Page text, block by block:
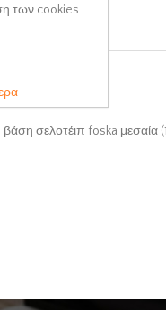
βάση σελοτέιπ foska μεσαία
των cookies.